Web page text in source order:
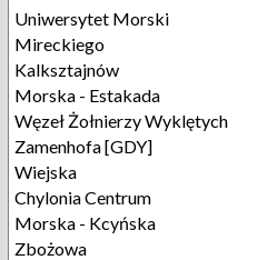
Uniwersytet Morski
Mireckiego
Kalksztajnów
Morska - Estakada
Węzeł Żołnierzy Wyklętych
Zamenhofa [GDY]
Wiejska
Chylonia Centrum
Morska - Kcyńska
Zbożowa